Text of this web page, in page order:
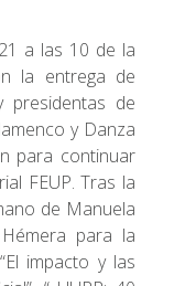
a las 10 de la
la entrega de
presidentas de
y Danza
para continuar
FEUP. Tras la
de Manuela
para la
impacto y las